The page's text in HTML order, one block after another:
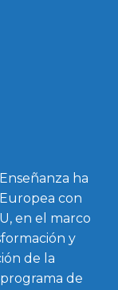
ha
con
en el marco
y
de la
de